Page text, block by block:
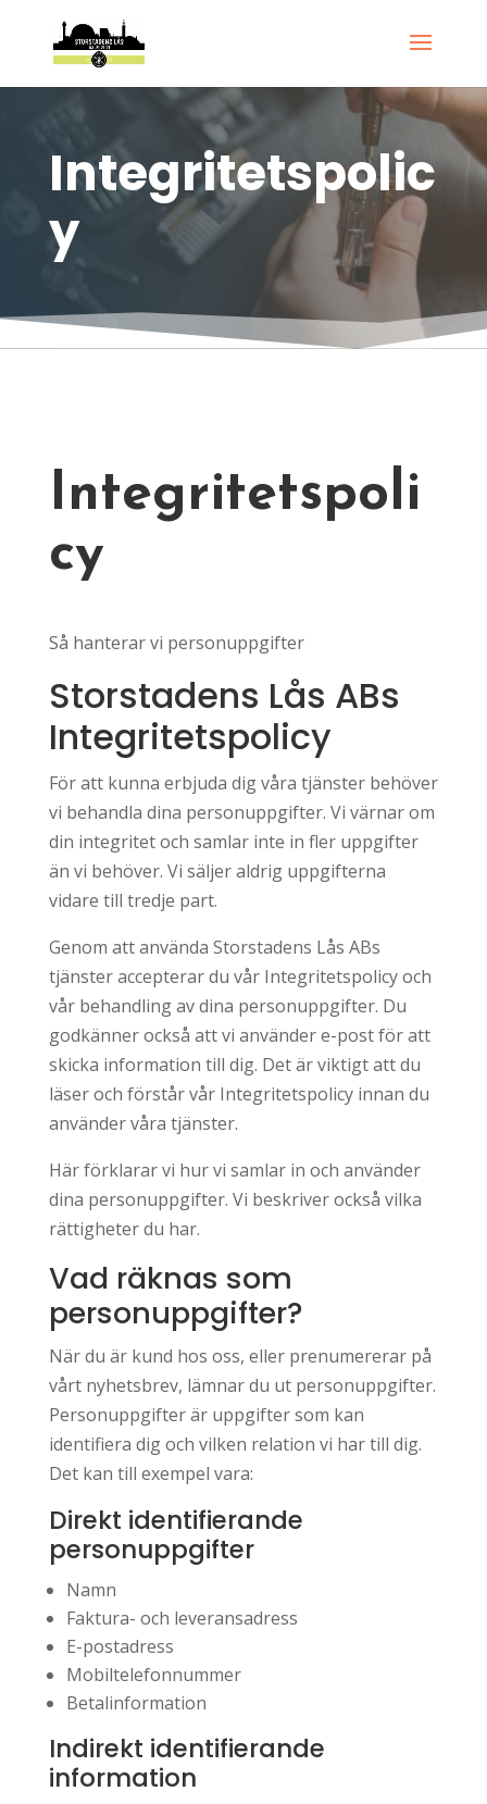
Integritetspolic
y
Integritetspoli
cy
Så hanterar vi personuppgifter
Storstadens Lås ABs
Integritetspolicy
För att kunna erbjuda dig våra tjänster behöver
vi behandla dina personuppgifter. Vi värnar om
din integritet och samlar inte in fler uppgifter
än vi behöver. Vi säljer aldrig uppgifterna
vidare till tredje part.
Genom att använda Storstadens Lås ABs
tjänster accepterar du vår Integritetspolicy och
vår behandling av dina personuppgifter. Du
godkänner också att vi använder e-post för att
skicka information till dig. Det är viktigt att du
läser och förstår vår Integritetspolicy innan du
använder våra tjänster.
Här förklarar vi hur vi samlar in och använder
dina personuppgifter. Vi beskriver också vilka
rättigheter du har.
Vad räknas som
personuppgifter?
När du är kund hos oss, eller prenumererar på
vårt nyhetsbrev, lämnar du ut personuppgifter.
Personuppgifter är uppgifter som kan
identifiera dig och vilken relation vi har till dig.
Det kan till exempel vara:
Direkt identifierande
personuppgifter
Namn
Faktura- och leveransadress
E-postadress
Mobiltelefonnummer
Betalinformation
Indirekt identifierande
information